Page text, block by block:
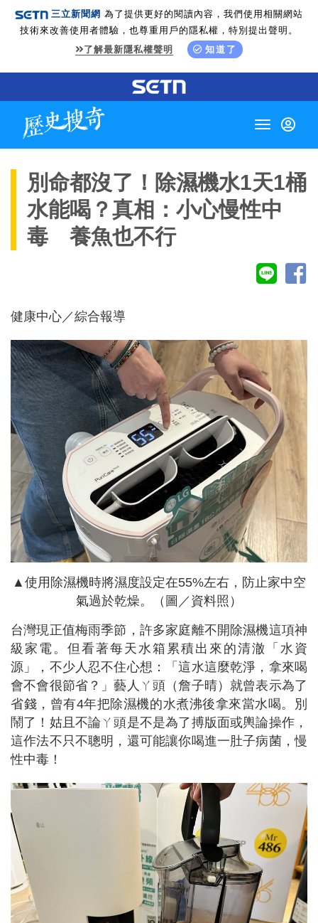
三立新聞網 為了提供更好的閱讀內容，我們使用相關網站
技術來改善使用者體驗，也尊重用戶的隱私權，特別提出聲明。
了解最新隱私權聲明
知道了
Toggle
別命都沒了！除濕機水1天1桶
水能喝？真相：小心慢性中
毒 養魚也不行
健康中心／綜合報導
▲使用除濕機時將濕度設定在55%左右，防止家中空
氣過於乾燥。（圖／資料照）
台灣現正值梅雨季節，許多家庭離不開除濕機這項神
級家電。但看著每天水箱累積出來的清澈「水資
源」，不少人忍不住心想：「這水這麼乾淨，拿來喝
會不會很節省？」藝人ㄚ頭（詹子晴）就曾表示為了
省錢，曾有4年把除濕機的水煮沸後拿來當水喝。別
鬧了！姑且不論ㄚ頭是不是為了搏版面或輿論操作，
這作法不只不聰明，還可能讓你喝進一肚子病菌，慢
性中毒！